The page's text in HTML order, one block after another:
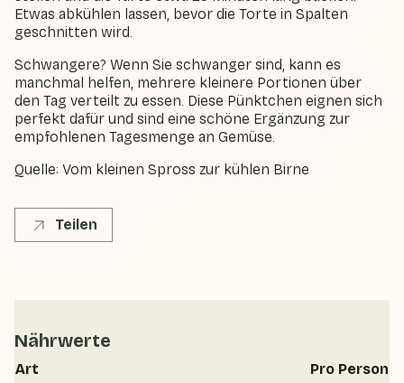
Etwas abkühlen lassen, bevor die Torte in Spalten
geschnitten wird.
Schwangere? Wenn Sie schwanger sind, kann es
manchmal helfen, mehrere kleinere Portionen über
den Tag verteilt zu essen. Diese Pünktchen eignen sich
perfekt dafür und sind eine schöne Ergänzung zur
empfohlenen Tagesmenge an Gemüse.
Quelle: Vom kleinen Spross zur kühlen Birne
Teilen
Nährwerte
Art
Pro Person